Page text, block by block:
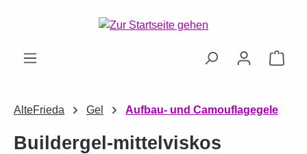
Zum Hauptinhalt springen
AlteFrieda Gel Aufbau- und Camouflagegele
Buildergel-mittelviskos